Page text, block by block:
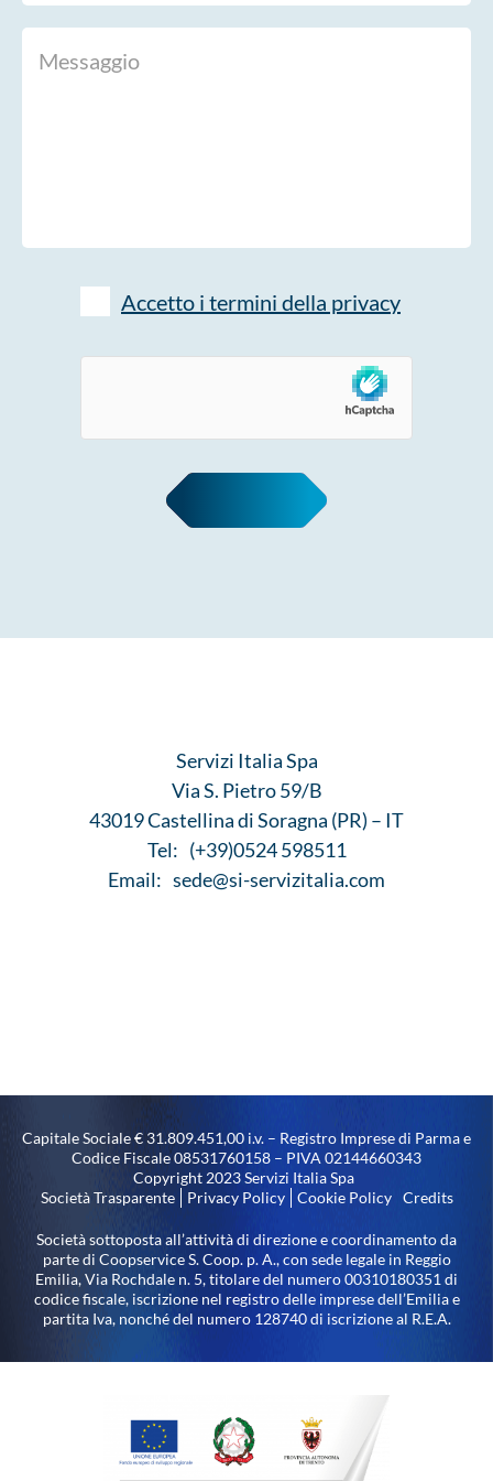
Accetto i termini della privacy
Servizi Italia Spa
Via S. Pietro 59/B
43019 Castellina di Soragna (PR) – IT
Tel: (+39)0524 598511
Email: sede@si-servizitalia.com
Capitale Sociale € 31.809.451,00 i.v. – Registro Imprese di Parma e
Codice Fiscale 08531760158 – PIVA 02144660343
Copyright 2023 Servizi Italia Spa
Società Trasparente
Privacy Policy Cookie Policy Credits
Società sottoposta all’attività di direzione e coordinamento da
parte di Coopservice S. Coop. p. A., con sede legale in Reggio
Emilia, Via Rochdale n. 5, titolare del numero 00310180351 di
codice fiscale, iscrizione nel registro delle imprese dell’Emilia e
partita Iva, nonché del numero 128740 di iscrizione al R.E.A.